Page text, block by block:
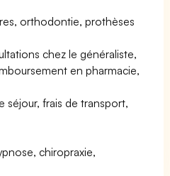
orthodontie, prothèses
chez le généraliste,
en pharmacie,
séjour, frais de transport,
chiropraxie,